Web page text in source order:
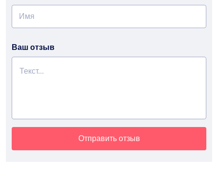
Ваш отзыв
Отправить отзыв